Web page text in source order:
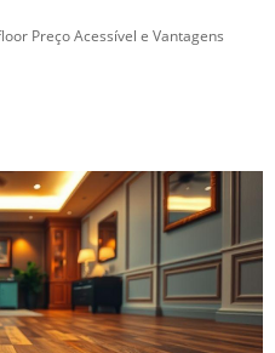
Preço Acessível e Vantagens